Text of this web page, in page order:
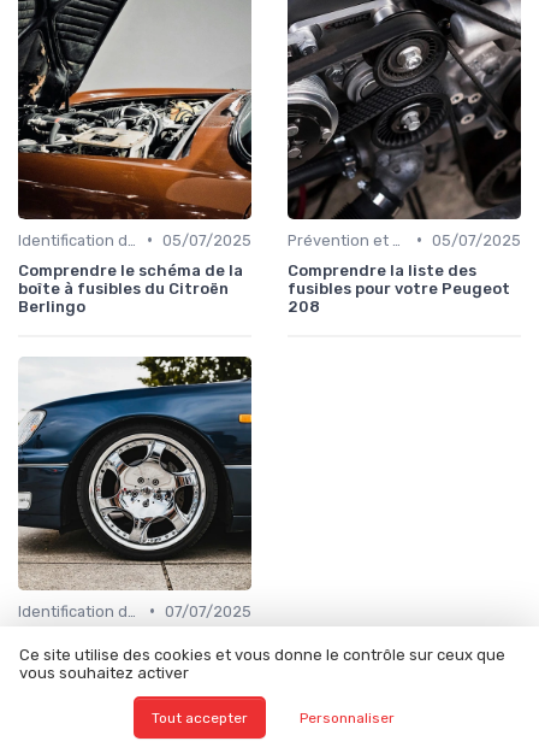
• 05/07/2025
Comprendre le schéma de la
boîte à fusibles du Citroën
Berlingo
• 05/07/2025
Comprendre la liste des
fusibles pour votre Peugeot
208
• 07/07/2025
fusibles pour la Clio 3
À lire aussi
Ce site utilise des cookies et vous donne le contrôle sur ceux que
vous souhaitez activer
Tout accepter Personnaliser